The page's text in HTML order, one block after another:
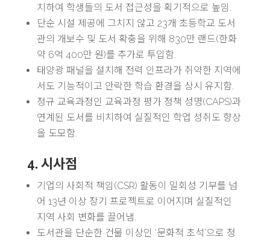
치하여 학생들의 도서 접근성을 획기적으로 높임.
단순 시설 제공에 그치지 않고 23개 초등학교 도서
관의 개보수 및 도서 확충을 위해 830만 랜드(한화
약 6억 400만 원)를 추가로 투입함.
태양광 패널을 설치해 전력 인프라가 취약한 지역에
서도 기능적이고 안락한 학습 환경을 상시 유지함.
정규 교육과정인 교육과정 평가 정책 성명(CAPS)과
연계된 도서를 비치하여 실질적인 학업 성취도 향상
을 도모함.
4. 시사점
기업의 사회적 책임(CSR) 활동이 일회성 기부를 넘
어 13년 이상 장기 프로젝트로 이어지며 실질적인
지역 사회 변화를 끌어냄.
도서관을 단순한 건물 이상인 ‘문화적 초석’으로 정